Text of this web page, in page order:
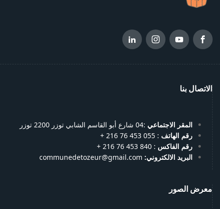
الاتصال بنا
المقر الاجتماعي :04 شارع أبو القاسم الشابي توزر 2200 توزر
رقم الهاتف : 055 453 76 216 +
رقم الفاكس : 840 453 76 216 +
البريد الالكتروني: communedetozeur@gmail.com
معرض الصور